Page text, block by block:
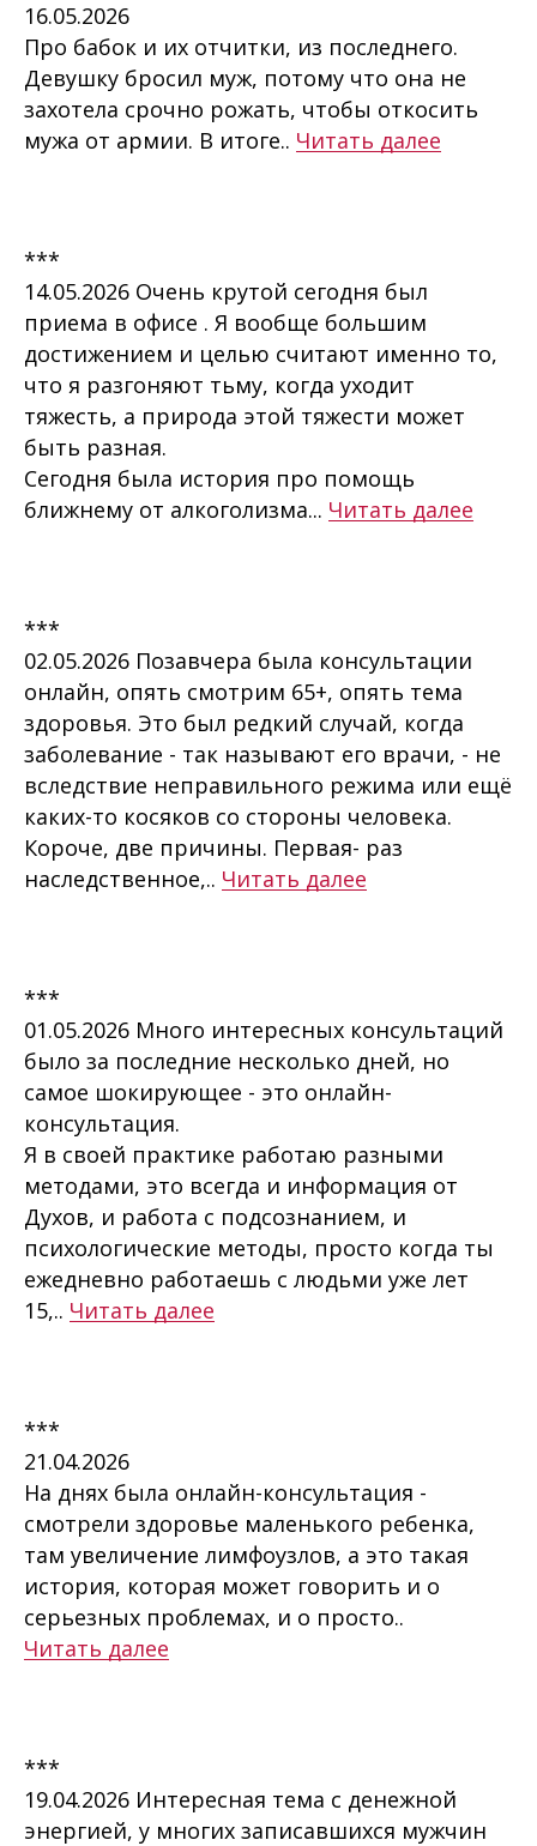
16.05.2026
Про бабок и их отчитки, из последнего.
Девушку бросил муж, потому что она не
захотела срочно рожать, чтобы откосить
мужа от армии. В итоге.. Читать далее
***
14.05.2026 Очень крутой сегодня был
приема в офисе . Я вообще большим
достижением и целью считают именно то,
что я разгоняют тьму, когда уходит
тяжесть, а природа этой тяжести может
быть разная.
Сегодня была история про помощь
ближнему от алкоголизма... Читать далее
***
02.05.2026 Позавчера была консультации
онлайн, опять смотрим 65+, опять тема
здоровья. Это был редкий случай, когда
заболевание - так называют его врачи, - не
вследствие неправильного режима или ещё
каких-то косяков со стороны человека.
Короче, две причины. Первая- раз
наследственное,.. Читать далее
***
01.05.2026 Много интересных консультаций
было за последние несколько дней, но
самое шокирующее - это онлайн-
консультация.
Я в своей практике работаю разными
методами, это всегда и информация от
Духов, и работа с подсознанием, и
психологические методы, просто когда ты
ежедневно работаешь с людьми уже лет
15,.. Читать далее
***
21.04.2026
На днях была онлайн-консультация -
смотрели здоровье маленького ребенка,
там увеличение лимфоузлов, а это такая
история, которая может говорить и о
серьезных проблемах, и о просто..
Читать далее
***
19.04.2026 Интересная тема с денежной
энергией, у многих записавшихся мужчин